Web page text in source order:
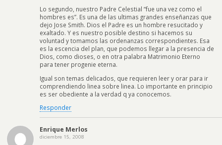
Lo segundo, nuestro Padre Celestial “fue una vez como el
hombres es”. Es una de las ultimas grandes enseñanzas que
dejo Jose Smith. Dios el Padre es un hombre resucitado y
exaltado. Y es nuestro posible destino si hacemos su
voluntad y tomamos las ordenanzas correspondientes. Esa
es la escencia del plan, que podemos llegar a la presencia de
Dios, como dioses, o en otra palabra Matrimonio Eterno
para tener progenie eterna.
Igual son temas delicados, que requieren leer y orar para ir
comprendiendo linea sobre linea. Lo importante en principio
es ser obediente a la verdad q ya conocemos.
Responder
Enrique Merlos
diciembre 15, 2008